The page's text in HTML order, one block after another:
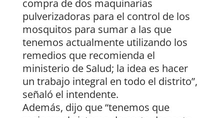
compra de dos maquinarias
pulverizadoras para el control de los
mosquitos para sumar a las que
tenemos actualmente utilizando los
remedios que recomienda el
ministerio de Salud; la idea es hacer
un trabajo integral en todo el distrito”,
señaló el intendente.
Además, dijo que “tenemos que